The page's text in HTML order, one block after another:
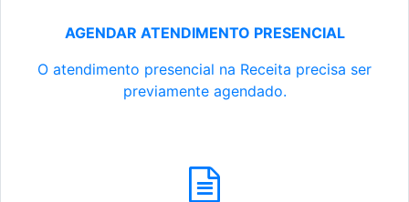
AGENDAR ATENDIMENTO PRESENCIAL
O atendimento presencial na Receita precisa ser
previamente agendado.